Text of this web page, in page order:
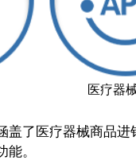
医疗器
盖了医疗器械商品进
。